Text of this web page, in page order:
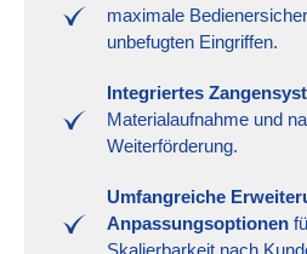
maximale
unbefugten Eingriffen.
Integriertes
Materialaufnahme und
Weiterförderung.
Umfangreiche
Anpassungsoptionen
Skalierbarkeit nach